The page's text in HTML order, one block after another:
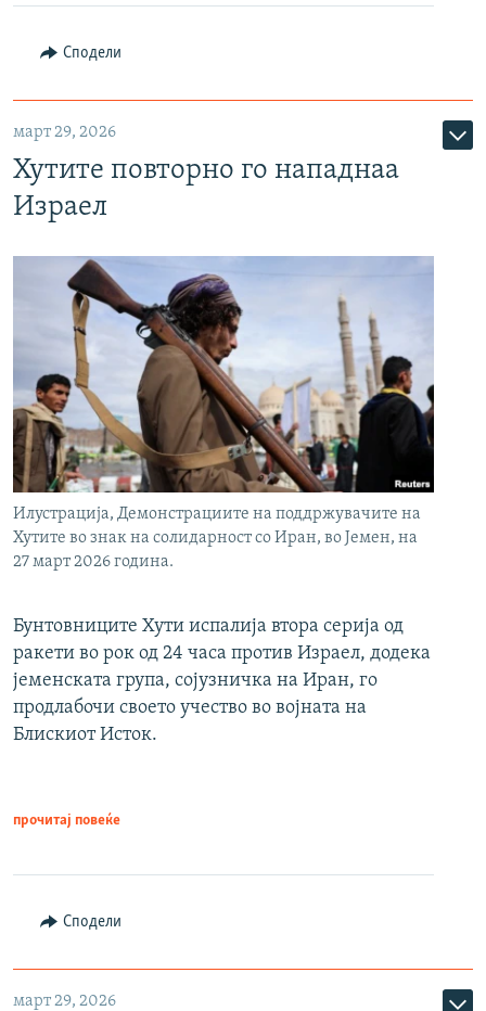
Сподели
март 29, 2026
Хутите повторно го нападнаа
Израел
Илустрација, Демонстрациите на поддржувачите на
Хутите во знак на солидарност со Иран, во Јемен, на
27 март 2026 година.
Бунтовниците Хути испалија втора серија од
ракети во рок од 24 часа против Израел, додека
јеменската група, сојузничка на Иран, го
продлабочи своето учество во војната на
Блискиот Исток.
прочитај повеќе
Сподели
март 29, 2026